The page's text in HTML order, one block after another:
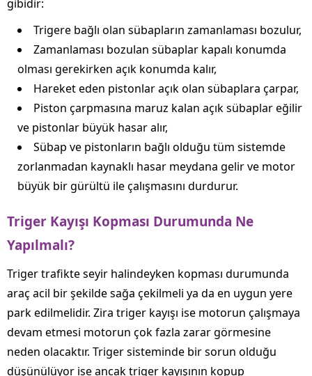
gibidir:
Trigere bağlı olan sübapların zamanlaması bozulur,
Zamanlaması bozulan sübaplar kapalı konumda
olması gerekirken açık konumda kalır,
Hareket eden pistonlar açık olan sübaplara çarpar,
Piston çarpmasına maruz kalan açık sübaplar eğilir
ve pistonlar büyük hasar alır,
Sübap ve pistonların bağlı olduğu tüm sistemde
zorlanmadan kaynaklı hasar meydana gelir ve motor
büyük bir gürültü ile çalışmasını durdurur.
Triger Kayışı Kopması Durumunda Ne
Yapılmalı?
Triger trafikte seyir halindeyken kopması durumunda
araç acil bir şekilde sağa çekilmeli ya da en uygun yere
park edilmelidir. Zira triger kayışı ise motorun çalışmaya
devam etmesi motorun çok fazla zarar görmesine
neden olacaktır. Triger sisteminde bir sorun olduğu
düşünülüyor ise ancak triger kayışının kopup